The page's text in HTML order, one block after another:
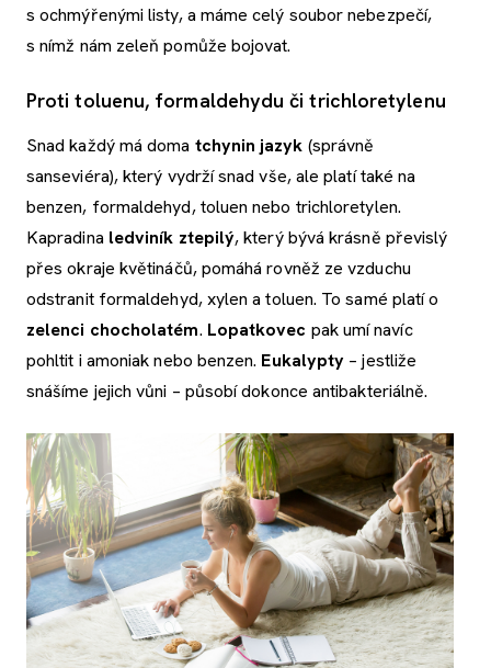
s ochmýřenými listy, a máme celý soubor nebezpečí,
s nímž nám zeleň pomůže bojovat.
Proti toluenu, formaldehydu či trichloretylenu
Snad každý má doma tchynin jazyk (správně
sanseviéra), který vydrží snad vše, ale platí také na
benzen, formaldehyd, toluen nebo trichloretylen.
Kapradina ledviník ztepilý, který bývá krásně převislý
přes okraje květináčů, pomáhá rovněž ze vzduchu
odstranit formaldehyd, xylen a toluen. To samé platí o
zelenci chocholatém. Lopatkovec pak umí navíc
pohltit i amoniak nebo benzen. Eukalypty – jestliže
snášíme jejich vůni – působí dokonce antibakteriálně.